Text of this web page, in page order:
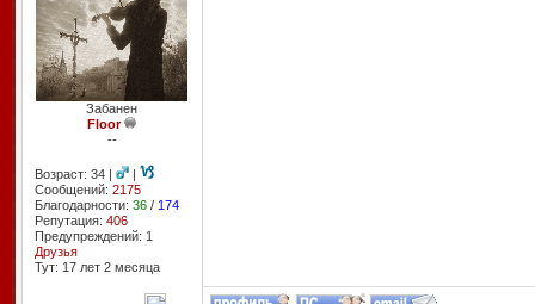
Забанен
Floor
--
Возраст: 34 |
|
Сообщений: 2175
Благодарности: 36/ 174
Репутация: 406
Предупреждений: 1
Друзья
Тут: 17 лет 2 месяцa